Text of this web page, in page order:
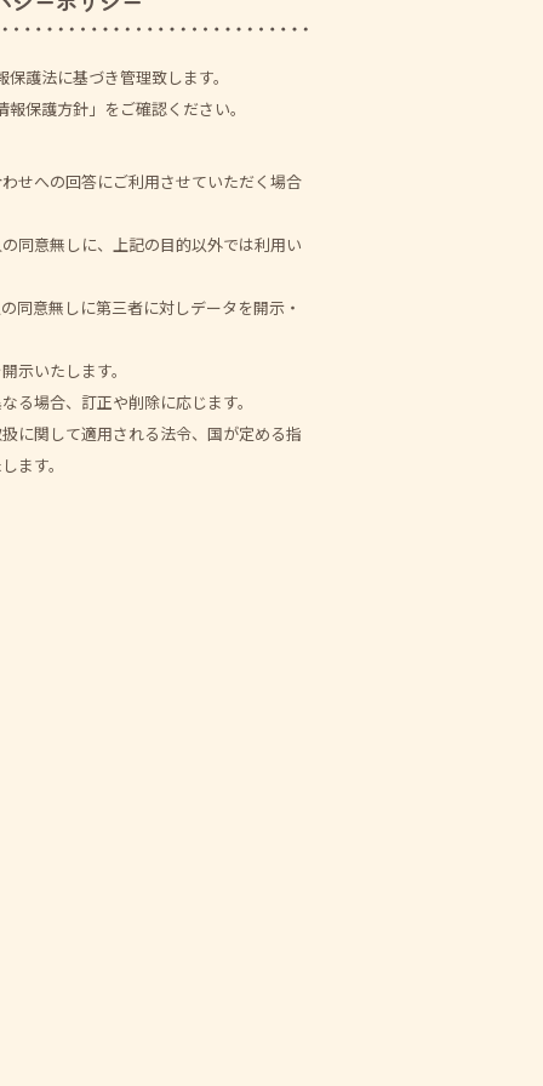
護法に基づき管理致します。
保護方針」をご確認ください。
せへの回答にご利用させていただく場合
同意無しに、上記の目的以外では利用い
同意無しに第三者に対しデータを開示・
示いたします。
る場合、訂正や削除に応じます。
に関して適用される法令、国が定める指
ます。